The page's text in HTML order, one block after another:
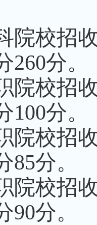
院校招
260分。
院校招
100分。
院校招
85分。
院校招
90分。